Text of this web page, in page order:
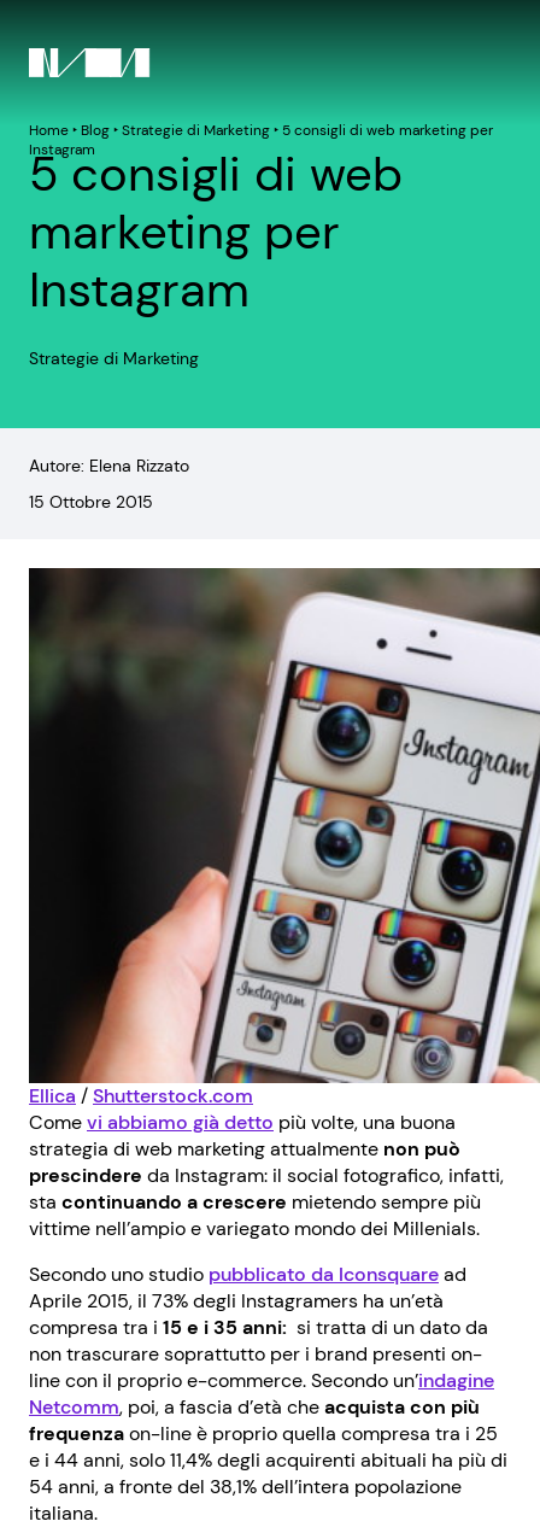
Home‣ Blog‣Strategie di Marketing‣ 5 consigli di web marketing per
Instagram
5 consigli di web
marketing per
Instagram
Strategie di Marketing
Autore: Elena Rizzato
15 Ottobre 2015
Ellica /Shutterstock.com
Comevi abbiamo già detto più volte, una buona
strategia di web marketing attualmente non può
prescindere da Instagram: il social fotografico, infatti,
sta continuando a crescere mietendo sempre più
vittime nell’ampio e variegato mondo dei Millenials.
Secondo uno studio pubblicato da Iconsquaread
Aprile 2015, il 73% degli Instagramers ha un’età
compresa tra i 15 e i 35 anni: si tratta di un dato da
non trascurare soprattutto per i brand presenti on-
line con il proprio e-commerce. Secondo un’indagine
Netcomm, poi, a fascia d’età cheacquista con più
frequenzaon-line è proprio quella compresa tra i 25
e i 44 anni, solo 11,4% degli acquirenti abituali ha più di
54 anni, a fronte del 38,1% dell’intera popolazione
italiana.